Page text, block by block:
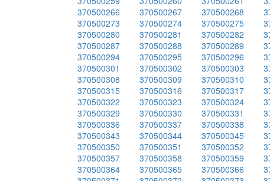
370500266
370500267 370500268
370500273
370500274 370500275
370500280
370500281 370500282
370500287
370500288 370500289
370500294
370500295 370500296
370500301
370500302 370500303
370500308
370500309 370500310
370500315
370500316 370500317
370500322
370500323 370500324
370500329
370500330 370500331
370500336
370500337 370500338
370500343
370500344 370500345
370500350
370500351 370500352
370500357
370500358 370500359
370500364
370500365 370500366